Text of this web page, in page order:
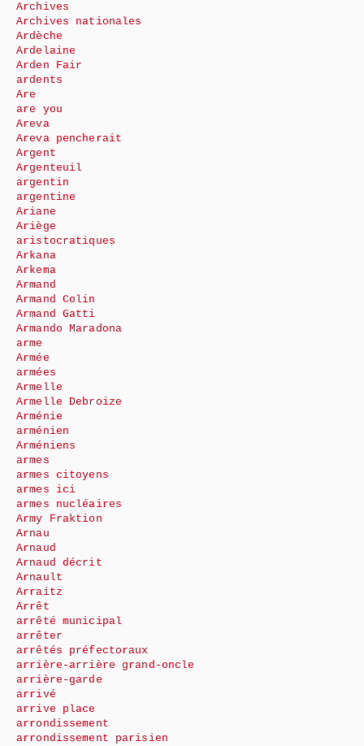
Archives
Archives nationales
Ardèche
Ardelaine
Arden Fair
ardents
Are
are you
Areva
Areva pencherait
Argent
Argenteuil
argentin
argentine
Ariane
Ariège
aristocratiques
Arkana
Arkema
Armand
Armand Colin
Armand Gatti
Armando Maradona
arme
Armée
armées
Armelle
Armelle Debroize
Arménie
arménien
Arméniens
armes
armes citoyens
armes ici
armes nucléaires
Army Fraktion
Arnau
Arnaud
Arnaud décrit
Arnault
Arraitz
Arrêt
arrêté municipal
arrêter
arrêtés préfectoraux
arrière-arrière grand-oncle
arrière-garde
arrivé
arrive place
arrondissement
arrondissement parisien